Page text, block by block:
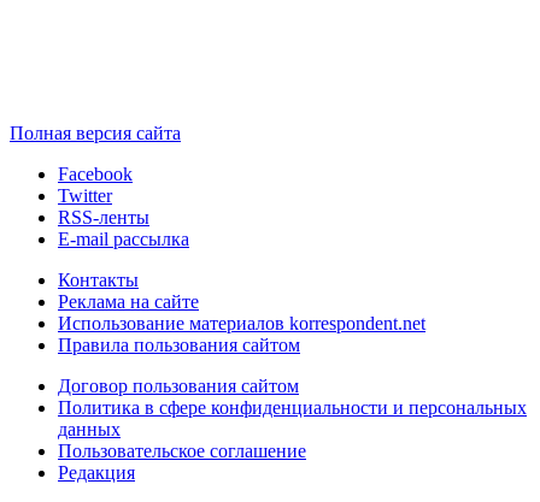
Полная версия сайта
Facebook
Twitter
RSS-ленты
E-mail рассылка
Контакты
Реклама на сайте
Использование материалов korrespondent.net
Правила пользования сайтом
Договор пользования сайтом
Политика в сфере конфиденциальности и персональных
данных
Пользовательское соглашение
Редакция